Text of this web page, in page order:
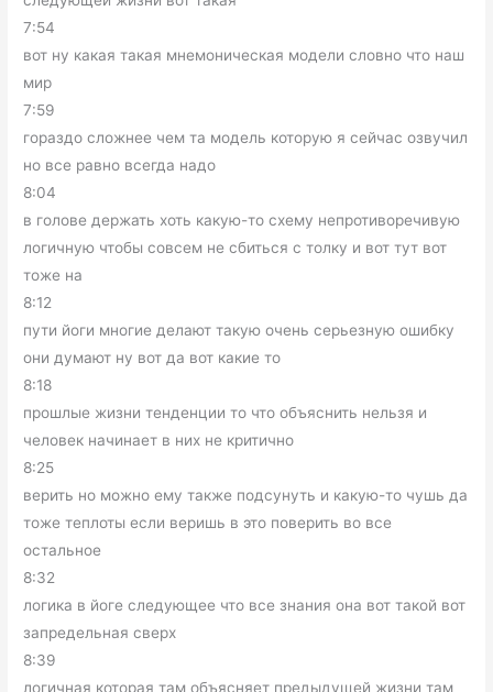
7:54
вот ну какая такая мнемоническая модели словно что наш
мир
7:59
гораздо сложнее чем та модель которую я сейчас озвучил
но все равно всегда надо
8:04
в голове держать хоть какую-то схему непротиворечивую
логичную чтобы совсем не сбиться с толку и вот тут вот
тоже на
8:12
пути йоги многие делают такую очень серьезную ошибку
они думают ну вот да вот какие то
8:18
прошлые жизни тенденции то что объяснить нельзя и
человек начинает в них не критично
8:25
верить но можно ему также подсунуть и какую-то чушь да
тоже теплоты если веришь в это поверить во все
остальное
8:32
логика в йоге следующее что все знания она вот такой вот
запредельная сверх
8:39
логичная которая там объясняет предыдущей жизни там